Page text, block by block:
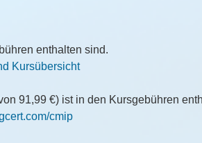
enthalten sind.
Kursübersicht
91,99 €) ist in den Kursgebühren
cmip